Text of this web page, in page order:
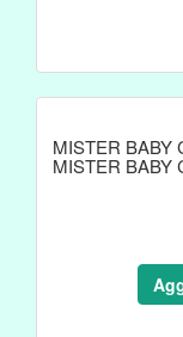
MISTER BABY
MISTER BABY